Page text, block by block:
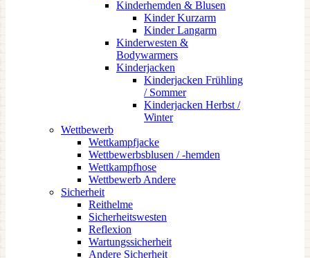
Kinderhemden & Blusen
Kinder Kurzarm
Kinder Langarm
Kinderwesten &
Bodywarmers
Kinderjacken
Kinderjacken Frühling
/ Sommer
Kinderjacken Herbst /
Winter
Wettbewerb
Wettkampfjacke
Wettbewerbsblusen / -hemden
Wettkampfhose
Wettbewerb Andere
Sicherheit
Reithelme
Sicherheitswesten
Reflexion
Wartungssicherheit
Andere Sicherheit